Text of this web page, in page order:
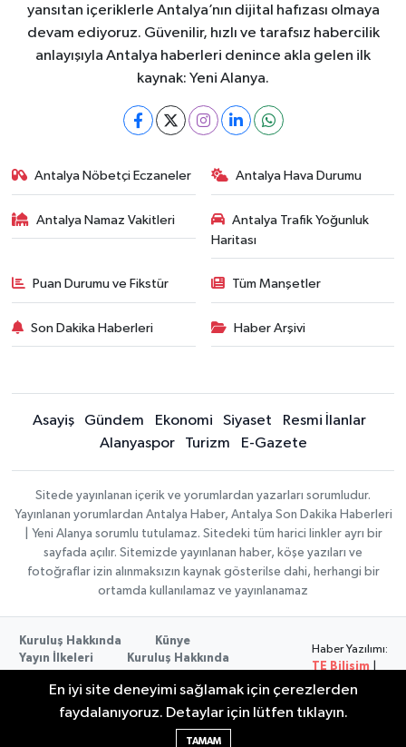
yansıtan içeriklerle Antalya’nın dijital hafızası olmaya
devam ediyoruz. Güvenilir, hızlı ve tarafsız habercilik
anlayışıyla Antalya haberleri denince akla gelen ilk
kaynak: Yeni Alanya.
Antalya Nöbetçi Eczaneler Antalya Hava Durumu
Antalya Namaz Vakitleri
Antalya Trafik Yoğunluk
Haritası
Puan Durumu ve Fikstür Tüm Manşetler
Son Dakika Haberleri Haber Arşivi
Asayiş Gündem Ekonomi Siyaset
Resmi İlanlar
Alanyaspor
Turizm E-Gazete
Sitede yayınlanan içerik ve yorumlardan yazarları sorumludur.
Yayınlanan yorumlardan Antalya Haber, Antalya Son Dakika Haberleri
| Yeni Alanya sorumlu tutulamaz. Sitedeki tüm harici linkler ayrı bir
sayfada açılır. Sitemizde yayınlanan haber, köşe yazıları ve
fotoğraflar izin alınmaksızın kaynak gösterilse dahi, herhangi bir
ortamda kullanılamaz ve yayınlanamaz
Kuruluş Hakkında
Künye
Yayın İlkeleri
Kuruluş Hakkında
Kullanım Şartları
Haber Yazılımı:
TE Bilişim
Copyright ©
En iyi site deneyimi sağlamak için çerezlerden
faydalanıyoruz. Detaylar için lütfen tıklayın.
TAMAM